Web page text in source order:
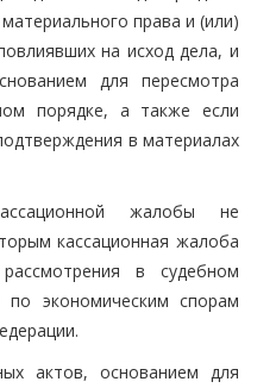
права и (или)
на исход дела, и
для пересмотра
порядке, а также если
в материалах
жалобы не
кассационная жалоба
в судебном
по экономическим спорам
актов, основанием для